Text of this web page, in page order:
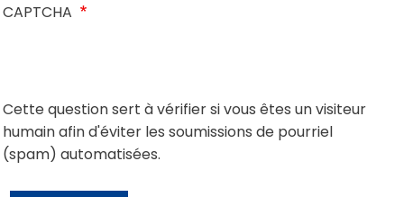
CAPTCHA
Cette question sert à vérifier si vous êtes un visiteur
humain afin d'éviter les soumissions de pourriel
(spam) automatisées.